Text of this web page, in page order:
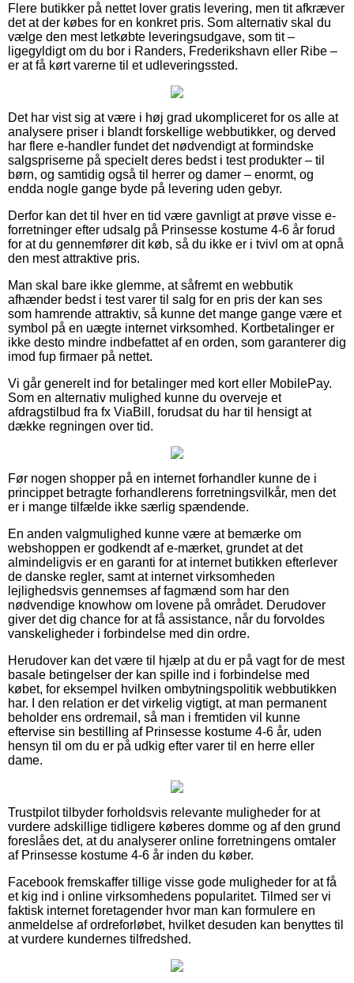
Flere butikker på nettet lover gratis levering, men tit afkræver
det at der købes for en konkret pris. Som alternativ skal du
vælge den mest letkøbte leveringsudgave, som tit –
ligegyldigt om du bor i Randers, Frederikshavn eller Ribe –
er at få kørt varerne til et udleveringssted.
Det har vist sig at være i høj grad ukompliceret for os alle at
analysere priser i blandt forskellige webbutikker, og derved
har flere e-handler fundet det nødvendigt at formindske
salgspriserne på specielt deres bedst i test produkter – til
børn, og samtidig også til herrer og damer – enormt, og
endda nogle gange byde på levering uden gebyr.
Derfor kan det til hver en tid være gavnligt at prøve visse e-
forretninger efter udsalg på Prinsesse kostume 4-6 år forud
for at du gennemfører dit køb, så du ikke er i tvivl om at opnå
den mest attraktive pris.
Man skal bare ikke glemme, at såfremt en webbutik
afhænder bedst i test varer til salg for en pris der kan ses
som hamrende attraktiv, så kunne det mange gange være et
symbol på en uægte internet virksomhed. Kortbetalinger er
ikke desto mindre indbefattet af en orden, som garanterer dig
imod fup firmaer på nettet.
Vi går generelt ind for betalinger med kort eller MobilePay.
Som en alternativ mulighed kunne du overveje et
afdragstilbud fra fx ViaBill, forudsat du har til hensigt at
dække regningen over tid.
Før nogen shopper på en internet forhandler kunne de i
princippet betragte forhandlerens forretningsvilkår, men det
er i mange tilfælde ikke særlig spændende.
En anden valgmulighed kunne være at bemærke om
webshoppen er godkendt af e-mærket, grundet at det
almindeligvis er en garanti for at internet butikken efterlever
de danske regler, samt at internet virksomheden
lejlighedsvis gennemses af fagmænd som har den
nødvendige knowhow om lovene på området. Derudover
giver det dig chance for at få assistance, når du forvoldes
vanskeligheder i forbindelse med din ordre.
Herudover kan det være til hjælp at du er på vagt for de mest
basale betingelser der kan spille ind i forbindelse med
købet, for eksempel hvilken ombytningspolitik webbutikken
har. I den relation er det virkelig vigtigt, at man permanent
beholder ens ordremail, så man i fremtiden vil kunne
eftervise sin bestilling af Prinsesse kostume 4-6 år, uden
hensyn til om du er på udkig efter varer til en herre eller
dame.
Trustpilot tilbyder forholdsvis relevante muligheder for at
vurdere adskillige tidligere køberes domme og af den grund
foreslåes det, at du analyserer online forretningens omtaler
af Prinsesse kostume 4-6 år inden du køber.
Facebook fremskaffer tillige visse gode muligheder for at få
et kig ind i online virksomhedens popularitet. Tilmed ser vi
faktisk internet foretagender hvor man kan formulere en
anmeldelse af ordreforløbet, hvilket desuden kan benyttes til
at vurdere kundernes tilfredshed.